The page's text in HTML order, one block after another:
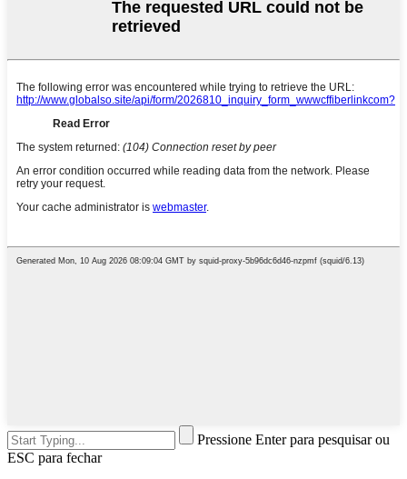
Pressione Enter para pesquisar ou
ESC para fechar